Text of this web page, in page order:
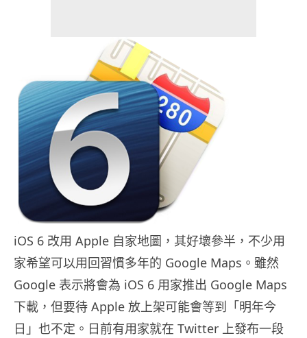
iOS 6 改用 Apple 自家地圖，其好壞參半，不少用
家希望可以用回習慣多年的 Google Maps。雖然
Google 表示將會為 iOS 6 用家推出 Google Maps
下載，但要待 Apple 放上架可能會等到「明年今
日」也不定。日前有用家就在 Twitter 上發布一段